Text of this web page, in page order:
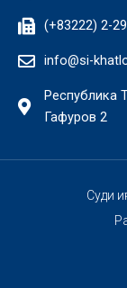
(+83222) 2-
info@si-
Республика
Гафуров 2
Суди